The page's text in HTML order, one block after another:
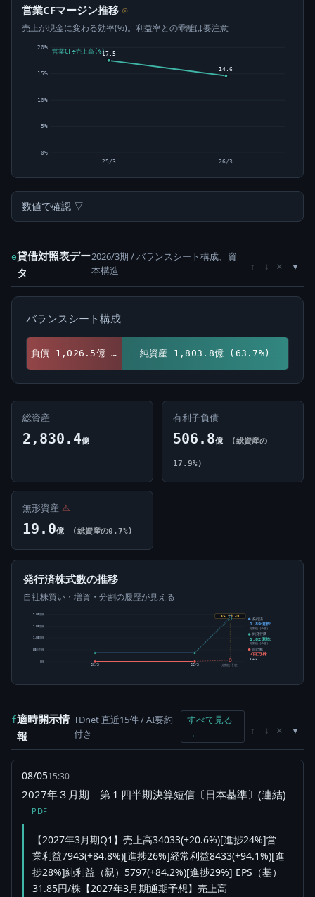
営業CFマージン推移 ⊙
売上が現金に変わる効率(%)。利益率との乖離は要注意
0%
5%
10%
15%
20%
17.5
25/3
14.6
26/3
営業CF÷売上高(%)
数値で確認 ▽
e貸借対照表デー
タ
2026/3期 / バランスシート構成、資
本構造
↑ ↓ ×
バランスシート構成
負債 1,026.5億 (36.3%) 純資産 1,803.8億 (63.7%)
総資産
2,830.4億
有利子負債
506.8億 (総資産の
17.9%)
無形資産 ⚠
19.0億 (総資産の0.7%)
発行済株式数の推移
自社株買い・増資・分割の履歴が見える
0株
50百万株
1.00億株
1.50億株
2.00億株
6/27 分割 1→5
分割後(予想)
25/3 26/3
発行済
1.89億株
分割後 (予想)
純発行済
1.82億株
分割後 (予想)
自己株
7百万株
3.49%
f適時開示情
報
TDnet 直近15件 / AI要約
付き
すべて見る
→
↑ ↓ ×
08/0515:30
2027年３月期 第１四半期決算短信〔日本基準〕(連結)
PDF
【2027年3月期Q1】売上高34033(+20.6%)[進捗24%]営
業利益7943(+84.8%)[進捗26%]経常利益8433(+94.1%)[進
捗28%]純利益（親）5797(+84.2%)[進捗29%] EPS（基）
31.85円/株【2027年3月期通期予想】売上高